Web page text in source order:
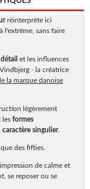
réinterprète ici
l'extrême, sans faire
et les influences
- la créatrice
la marque danoise
légèrement
les formes
caractère singulier.
des fifties.
de calme et
se reposer ou se